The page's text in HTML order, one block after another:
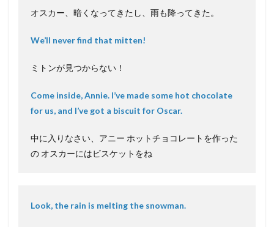
オスカー、暗くなってきたし、雨も降ってきた。
We’ll never find that mitten!
ミトンが見つからない！
Come inside, Annie. I’ve made some hot chocolate
for us, and I’ve got a biscuit for Oscar.
中に入りなさい、アニー ホットチョコレートを作った
の オスカーにはビスケットをね
Look, the rain is melting the snowman.